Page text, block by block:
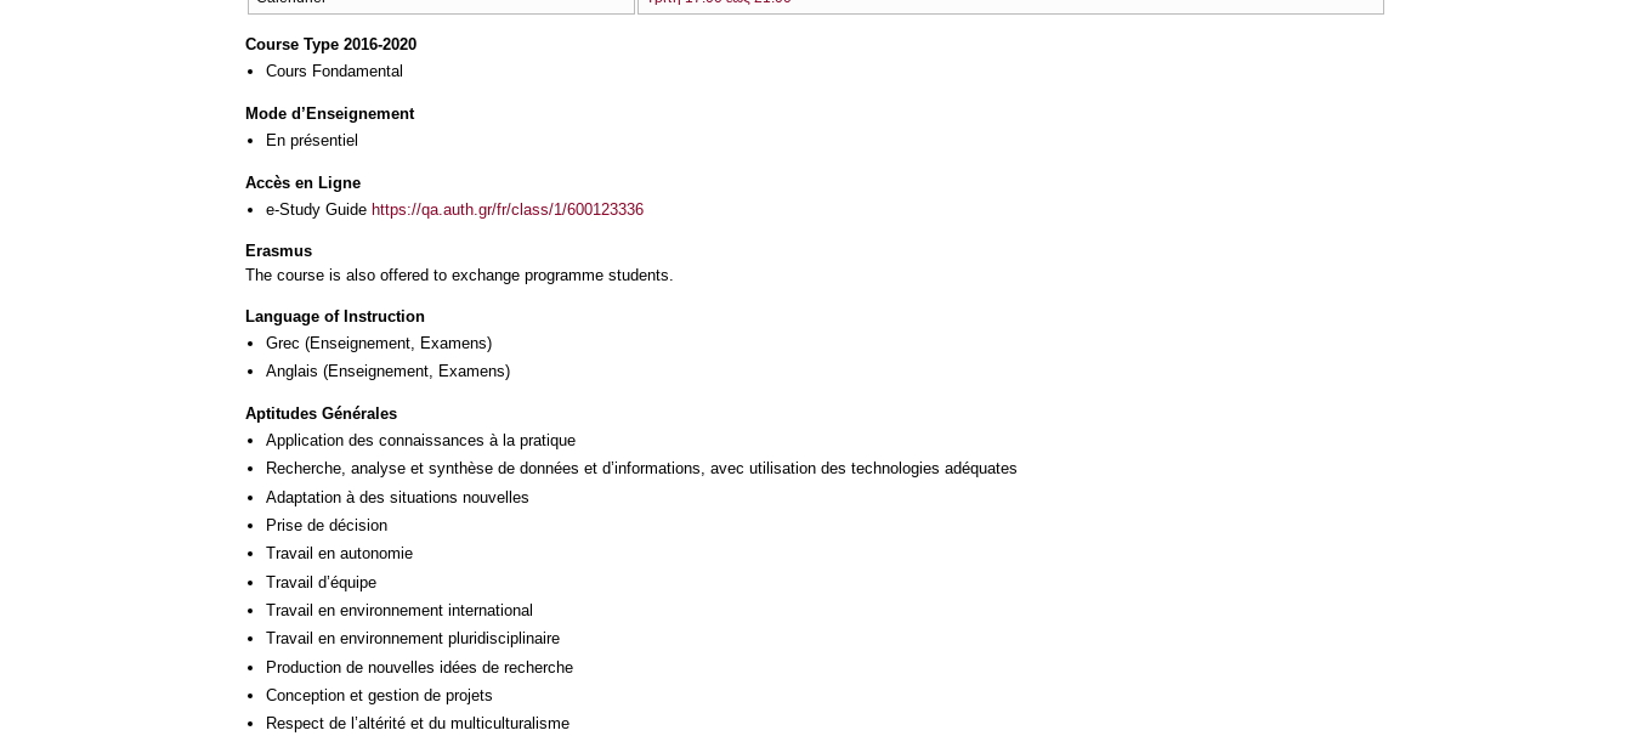
Course Type 2016-2020
Cours Fondamental
Mode d’Enseignement
En présentiel
Accès en Ligne
e-Study Guide https://qa.auth.gr/fr/class/1/600123336
Erasmus
The course is also offered to exchange programme students.
Language of Instruction
Grec (Enseignement, Examens)
Anglais (Enseignement, Examens)
Aptitudes Générales
Application des connaissances à la pratique
Recherche, analyse et synthèse de données et d’informations, avec utilisation des technologies adéquates
Adaptation à des situations nouvelles
Prise de décision
Travail en autonomie
Travail d’équipe
Travail en environnement international
Travail en environnement pluridisciplinaire
Production de nouvelles idées de recherche
Conception et gestion de projets
Respect de l’altérité et du multiculturalisme